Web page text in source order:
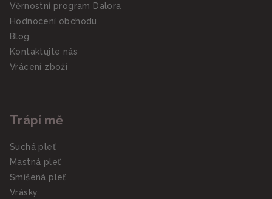
Věrnostní program Dalora
Hodnocení obchodu
Blog
Kontaktujte nás
Vrácení zboží
Trápí mě
Suchá pleť
Mastná pleť
Smíšená pleť
Vrásky